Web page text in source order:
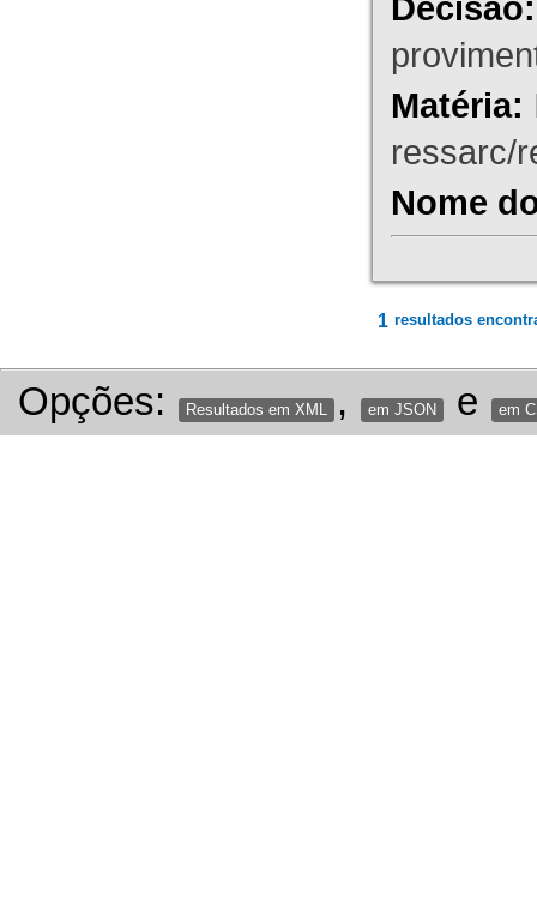
Matéria:
ressarc/
Nome
1 resultados
Opções: Resultados em XML , em JSON e em